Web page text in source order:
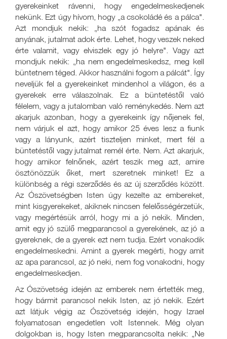
gyerekeinket rávenni, hogy engedelmeskedjenek
nekünk. Ezt úgy hívom, hogy „a csokoládé és a pálca".
Azt mondjuk nekik: „ha szót fogadsz apának és
anyának, jutalmat adok érte. Lehet, hogy veszek neked
érte valamit, vagy elviszlek egy jó helyre". Vagy azt
mondjuk nekik: „ha nem engedelmeskedsz, meg kell
büntetnem téged. Akkor használni fogom a pálcát". Így
neveljük fel a gyerekeinket mindenhol a világon, és a
gyerekek erre válaszolnak. Ez a büntetéstől való
félelem, vagy a jutalomban való reménykedés. Nem azt
akarjuk azonban, hogy a gyerekeink így nőjenek fel,
nem várjuk el azt, hogy amikor 25 éves lesz a fiunk
vagy a lányunk, azért tiszteljen minket, mert fél a
büntetéstől vagy jutalmat remél érte. Nem. Azt akarjuk,
hogy amikor felnőnek, azért teszik meg azt, amire
ösztönözzük őket, mert szeretnek minket! Ez a
különbség a régi szerződés és az új szerződés között.
Az Ószövetségben Isten úgy kezelte az embereket,
mint kisgyerekeket, akiknek nincsen felelősségérzetük,
vagy megértésük arról, hogy mi a jó nekik. Minden,
amit egy jó szülő megparancsol a gyerekének, az jó a
gyereknek, de a gyerek ezt nem tudja. Ezért vonakodik
engedelmeskedni. Amint a gyerek megérti, hogy amit
az apa parancsol, az jó neki, nem fog vonakodni, hogy
engedelmeskedjen.
Az Ószövetség idején az emberek nem értették meg,
hogy bármit parancsol nekik Isten, az jó nekik. Ezért
azt látjuk végig az Ószövetség idején, hogy Izrael
folyamatosan engedetlen volt Istennek. Még olyan
dolgokban is, hogy Isten megparancsolta nekik: „Ne